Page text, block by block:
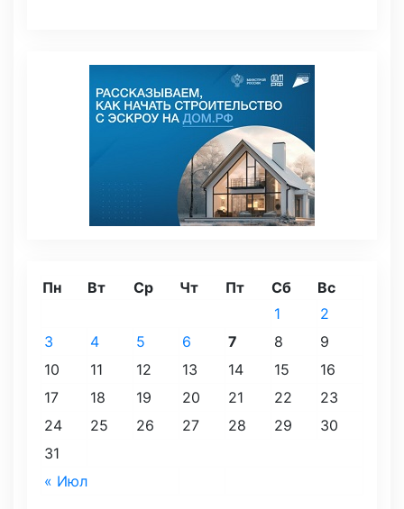
Пн Вт Ср Чт Пт Сб Вс
« Июл
1
2
3
4 5 6 7 8
9
10
11 12 13 14 15
16
17
18 19 20 21 22
23
24
25 26 27 28 29
30
31